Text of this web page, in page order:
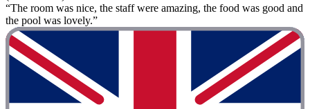
“The room was nice, the staff were amazing, the food was good and
the pool was lovely.”